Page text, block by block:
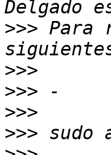
>>> Para
>>>
>>>
>>>
>>>